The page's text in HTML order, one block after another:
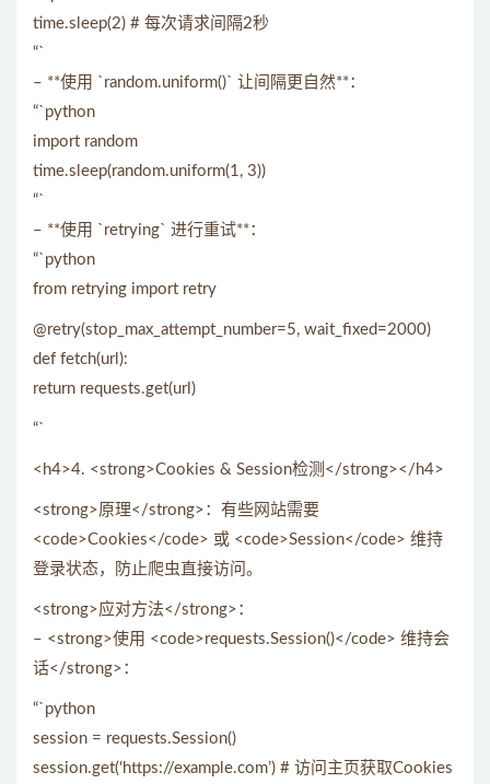
time.sleep(2) # 每次请求间隔2秒
“`
– **使用 `random.uniform()` 让间隔更自然**：
“`python
import random
time.sleep(random.uniform(1, 3))
“`
– **使用 `retrying` 进行重试**：
“`python
from retrying import retry
@retry(stop_max_attempt_number=5, wait_fixed=2000)
def fetch(url):
return requests.get(url)
“`
<h4>4. <strong>Cookies & Session检测</strong></h4>
<strong>原理</strong>：有些网站需要
<code>Cookies</code> 或 <code>Session</code> 维持
登录状态，防止爬虫直接访问。
<strong>应对方法</strong>：
– <strong>使用 <code>requests.Session()</code> 维持会
话</strong>：
“`python
session = requests.Session()
session.get(‘https://example.com’) # 访问主页获取Cookies